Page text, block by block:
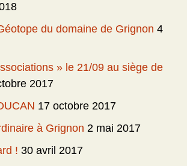
du domaine de Grignon 4
» le 21/09 au siège de
2017
17 octobre 2017
à Grignon 2 mai 2017
! 30 avril 2017